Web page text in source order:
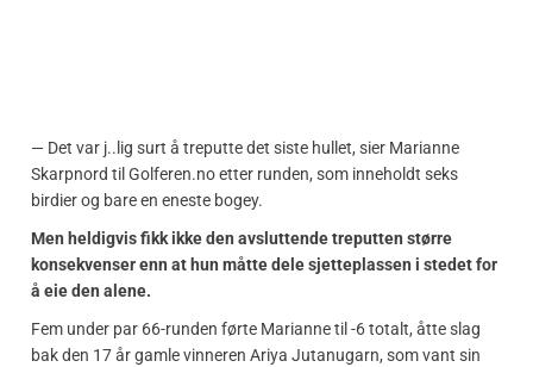
— Det var j..lig surt å treputte det siste hullet, sier Marianne
Skarpnord til Golferen.no etter runden, som inneholdt seks
birdier og bare en eneste bogey.
Men heldigvis fikk ikke den avsluttende treputten større
konsekvenser enn at hun måtte dele sjetteplassen i stedet for
å eie den alene.
Fem under par 66-runden førte Marianne til -6 totalt, åtte slag
bak den 17 år gamle vinneren Ariya Jutanugarn, som vant sin